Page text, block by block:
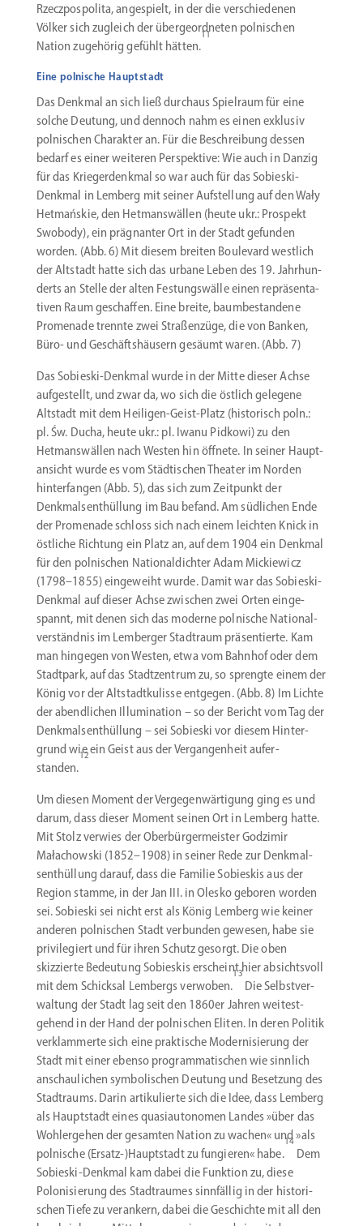
Rzecz­pos­polita, angespielt, in der die verschie­denen
Völker sich zugleich der überge­ord­neten polni­schen
Nation zugehörig gefühlt hätten.
11
Eine polnische Hauptstadt
Das Denkmal an sich ließ durchaus Spielraum für eine
solche Deutung, und dennoch nahm es einen exklusiv
polni­schen Charakter an. Für die Beschreibung dessen
bedarf es einer weiteren Perspektive: Wie auch in Danzig
für das Krieger­denkmal so war auch für das Sobieski-
Denkmal in Lemberg mit seiner Aufstellung auf den Wały
Hetmańskie, den Hetmans­wällen (heute ukr.: Prospekt
Swobody), ein prägnanter Ort in der Stadt gefunden
worden. (Abb. 6) Mit diesem breiten Boulevard westlich
der Altstadt hatte sich das urbane Leben des 19. Jahrhun­
derts an Stelle der alten Festungs­wälle einen reprä­sen­ta­
tiven Raum geschaffen. Eine breite, baumbe­standene
Promenade trennte zwei Straßenzüge, die von Banken,
Büro- und Geschäfts­häusern gesäumt waren. (Abb. 7)
Das Sobieski-Denkmal wurde in der Mitte dieser Achse
aufge­stellt, und zwar da, wo sich die östlich gelegene
Altstadt mit dem Heiligen-Geist-Platz (histo­risch poln.:
pl. Św. Ducha, heute ukr.: pl. Iwanu Pidkowi) zu den
Hetmans­wällen nach Westen hin öffnete. In seiner Haupt­
an­sicht wurde es vom Städti­schen Theater im Norden
hinter­fangen (Abb. 5), das sich zum Zeitpunkt der
Denkmal­sent­hüllung im Bau befand. Am südlichen Ende
der Promenade schloss sich nach einem leichten Knick in
östliche Richtung ein Platz an, auf dem 1904 ein Denkmal
für den polni­schen Natio­nal­dichter Adam Mickiewicz
(1798–1855) einge­weiht wurde. Damit war das Sobieski-
Denkmal auf dieser Achse zwischen zwei Orten einge­
spannt, mit denen sich das moderne polnische Natio­nal­
ver­ständnis im Lemberger Stadtraum präsen­tierte. Kam
man hingegen von Westen, etwa vom Bahnhof oder dem
Stadtpark, auf das Stadt­zentrum zu, so sprengte einem der
König vor der Altstadt­ku­lisse entgegen. (Abb. 8) Im Lichte
der abend­lichen Illumi­nation – so der Bericht vom Tag der
Denkmal­sent­hüllung – sei Sobieski vor diesem Hinter­
grund wie ein Geist aus der Vergan­genheit aufer­
standen.
12
Um diesen Moment der Verge­gen­wär­tigung ging es und
darum, dass dieser Moment seinen Ort in Lemberg hatte.
Mit Stolz verwies der Oberbür­ger­meister Godzimir
Małachowski (1852–1908) in seiner Rede zur Denkmal­
sent­hüllung darauf, dass die Familie Sobieskis aus der
Region stamme, in der Jan III. in Olesko geboren worden
sei. Sobieski sei nicht erst als König Lemberg wie keiner
anderen polni­schen Stadt verbunden gewesen, habe sie
privi­le­giert und für ihren Schutz gesorgt. Die oben
skizzierte Bedeutung Sobieskis erscheint hier absichtsvoll
mit dem Schicksal Lembergs verwoben.
13
Die Selbst­ver­
waltung der Stadt lag seit den 1860er Jahren weitest­
gehend in der Hand der polni­schen Eliten. In deren Politik
verklam­merte sich eine praktische Moder­ni­sierung der
Stadt mit einer ebenso program­ma­ti­schen wie sinnlich
anschau­lichen symbo­li­schen Deutung und Besetzung des
Stadt­raums. Darin artiku­lierte sich die Idee, dass Lemberg
als Haupt­stadt eines quasi­au­to­nomen Landes »über das
Wohlergehen der gesamten Nation zu wachen« und »als
polnische (Ersatz-)Hauptstadt zu fungieren« habe.
14
Dem
Sobieski-Denkmal kam dabei die Funktion zu, diese
Poloni­sierung des Stadt­raumes sinnfällig in der histo­ri­
schen Tiefe zu verankern, dabei die Geschichte mit all den